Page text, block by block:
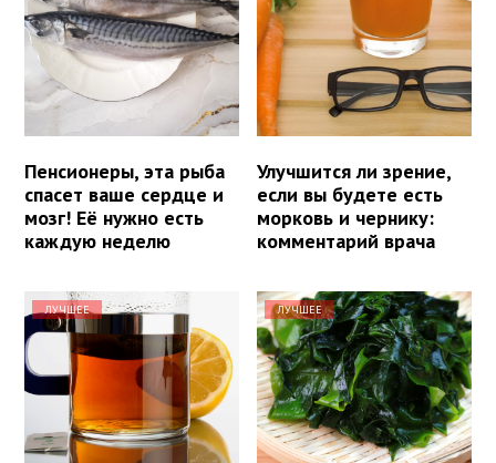
Пенсионеры, эта рыба
спасет ваше сердце и
мозг! Её нужно есть
каждую неделю
Улучшится ли зрение,
если вы будете есть
морковь и чернику:
комментарий врача
ЛУЧШЕЕ ЛУЧШЕЕ